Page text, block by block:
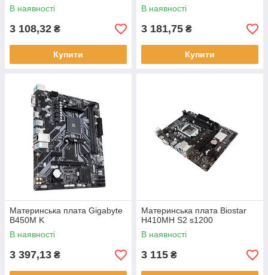
В наявності
3 108,32 ₴
Купити
В наявності
3 181,75 ₴
Купити
Материнська плата Gigabyte
B450M K
В наявності
3 397,13 ₴
Материнська плата Biostar
H410MH S2 s1200
В наявності
3 115 ₴